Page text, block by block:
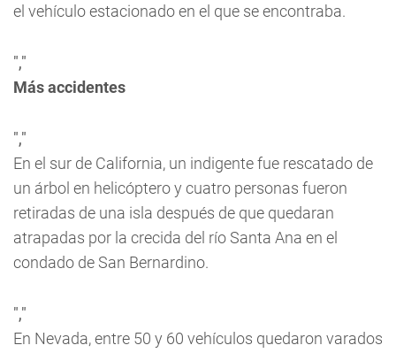
el vehículo estacionado en el que se encontraba.
","
Más accidentes
","
En el sur de California, un indigente fue rescatado de
un árbol en helicóptero y cuatro personas fueron
retiradas de una isla después de que quedaran
atrapadas por la crecida del río Santa Ana en el
condado de San Bernardino.
","
En Nevada, entre 50 y 60 vehículos quedaron varados